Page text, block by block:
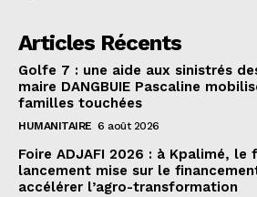
Articles Récents
Golfe 7 : une aide aux sinistrés
maire DANGBUIE Pascaline
familles touchées
HUMANITAIRE 6 août 2026
Foire ADJAFI 2026 : à Kpalimé, le
lancement mise sur le
accélérer l’agro-transformation